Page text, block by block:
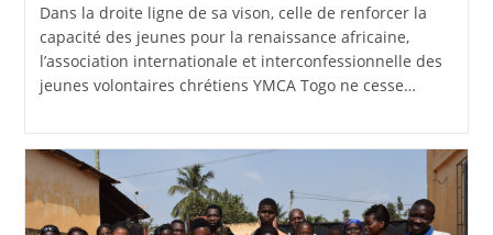
Dans la droite ligne de sa vison, celle de renforcer la
capacité des jeunes pour la renaissance africaine,
l’association internationale et interconfessionnelle des
jeunes volontaires chrétiens YMCA Togo ne cesse…